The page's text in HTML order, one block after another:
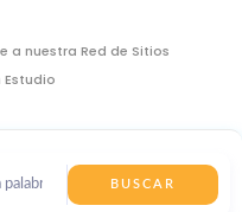
a nuestra Red de Sitios
BUSCAR